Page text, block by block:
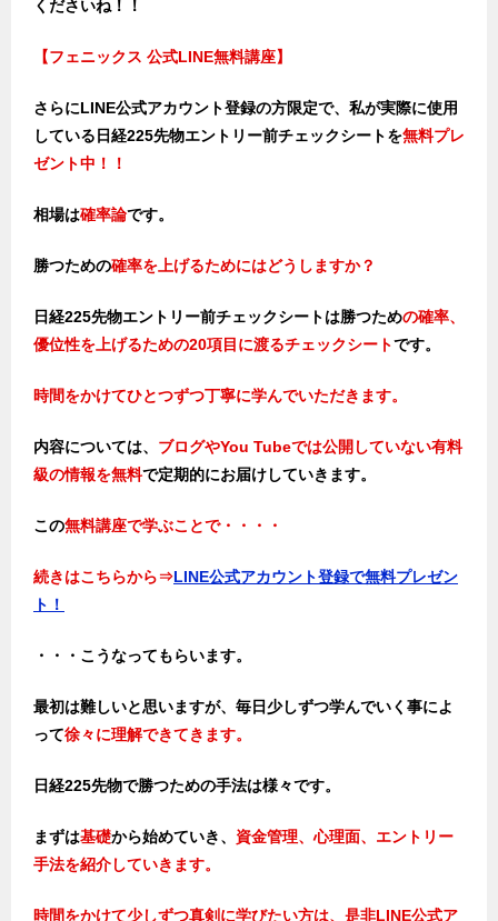
くださいね！！
【フェニックス 公式LINE無料講座】
さらにLINE公式アカウント登録の方限定で、私が実際に使用
している日経225先物エントリー前チェックシートを無料プレ
ゼント中！！
相場は確率論です。
勝つための確率を上げるためにはどうしますか？
日経225先物エントリー前チェックシートは勝つための確率、
優位性を上げるための20項目に渡るチェックシートです。
時間をかけてひとつずつ丁寧に学んでいただきます。
内容については、 ブログやYou Tubeでは公開していない有料
級の情報を無料で定期的にお届けしていきます。
この無料講座で学ぶことで・・・・
続きはこちらから⇒LINE公式アカウント登録で無料プレゼン
ト！
・・・こうなってもらいます。
最初は難しいと思いますが、毎日少しずつ学んでいく事によ
って徐々に理解できてきます。
日経225先物で勝つための手法は様々です。
まずは基礎から始めていき、 資金管理、心理面、エントリー
手法を紹介していきます。
時間をかけて少しずつ真剣に学びたい方は、是非LINE公式ア